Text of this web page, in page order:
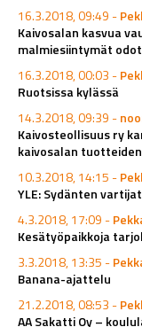
16.3.2018, 09:49 -
Kaivosalan kasvua
malmiesiintymät
16.3.2018, 00:03 -
Ruotsissa kylässä
14.3.2018, 09:39 -
Kaivosteollisuus ry
kaivosalan
10.3.2018, 14:15 -
YLE: Sydänten vartijat
4.3.2018, 17:09 -
Kesätyöpaikkoja
3.3.2018, 13:35 -
Banana-ajattelu
21.2.2018, 08:53 -
AA Sakatti Oy –